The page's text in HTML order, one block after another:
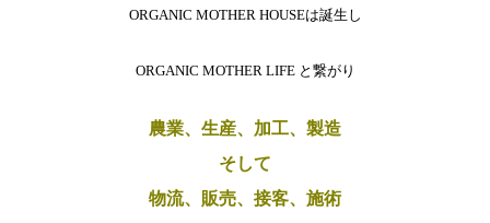
ORGANIC MOTHER HOUSEは誕生し
ORGANIC MOTHER LIFE と繋がり
農業、生産、加工、製造
そして
物流、販売、接客、施術